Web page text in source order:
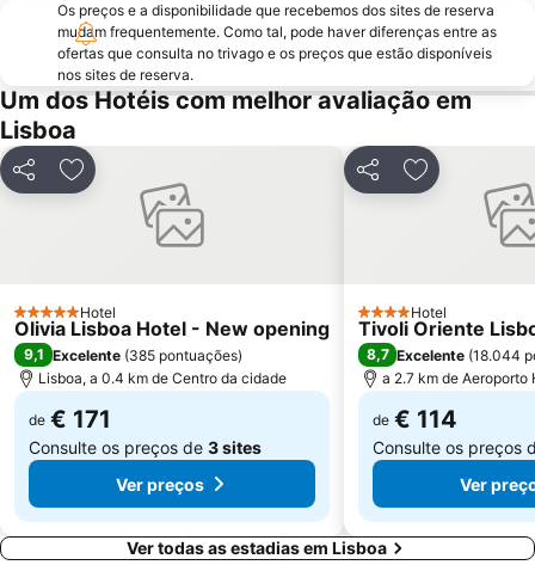
do Ouro Sesimbra
Tróia Beach
Alcântara
Oceanário de Lisboa
Praia da Caparica
Chiado
Fundaçao Champalimaud
Praça do Rossio
Gare do Oriente
Centro Comercial Vasco da Gama
Centro Colombo
Estádio José Alvalade
Galapinhos Beach
Praça do Comércio
Os preços e a disponibilidade que recebemos dos sites de reserva
mudam frequentemente. Como tal, pode haver diferenças entre as
ofertas que consulta no trivago e os preços que estão disponíveis
nos sites de reserva.
Um dos Hotéis com melhor avaliação em
Lisboa
PartilharAdicionar aos favoritos
5 EstrelasHotel
Olivia Lisboa Hotel - New opening
9,1 Excelente (385 pontuações)
Lisboa, a 0.4 km de Centro da cidade
de € 171
Consulte os preços de 3 sites
Ver preços
PartilharAdicionar
4 Estrelas
Hotel
Tivoli Oriente
8,7 Excelente (18.044
a 2.7 km de Aeroporto
de € 114
Consulte os preços
Ver
Ver todas as estadias em Lisboa